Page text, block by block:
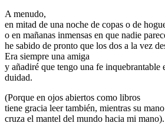
A menudo,
en mitad de una noche de copas o de
o en mañanas inmensas en que nadie
he sabido de pronto que los dos a la vez
Era siempre una amiga
y añadiré que tengo una fe inquebrantable
duidad.
(Porque en ojos abiertos como libros
tiene gracia leer también, mientras su mano
cruza el mantel del mundo hacia mi mano).